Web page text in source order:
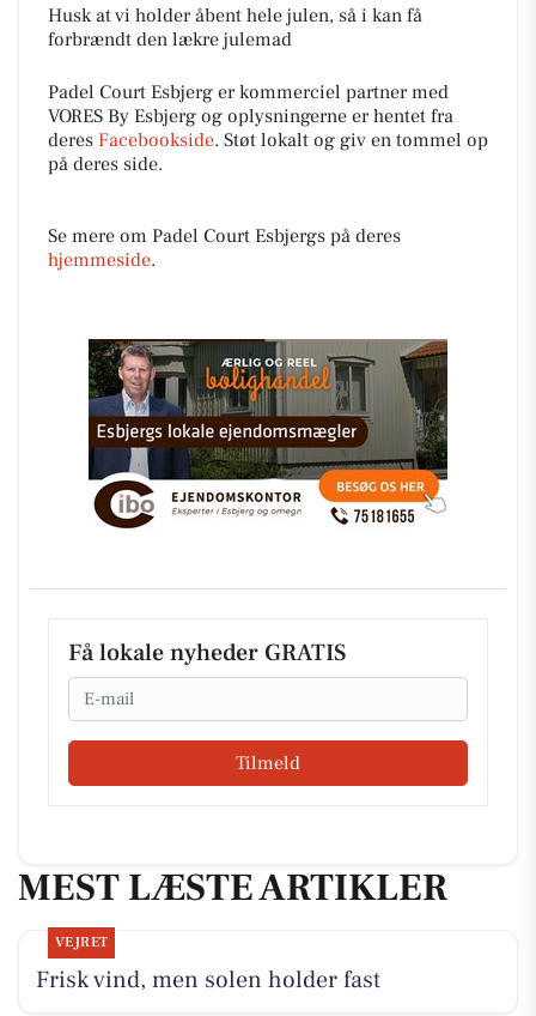
Husk at vi holder åbent hele julen, så i kan få
forbrændt den lækre julemad
Padel Court Esbjerg er kommerciel partner med
VORES By Esbjerg og oplysningerne er hentet fra
deres Facebookside. Støt lokalt og giv en tommel op
på deres side.
Se mere om Padel Court Esbjergs på deres
hjemmeside.
Få lokale nyheder GRATIS
Email
Tilmeld
MEST LÆSTE ARTIKLER
VEJRET
Frisk vind, men solen holder fast